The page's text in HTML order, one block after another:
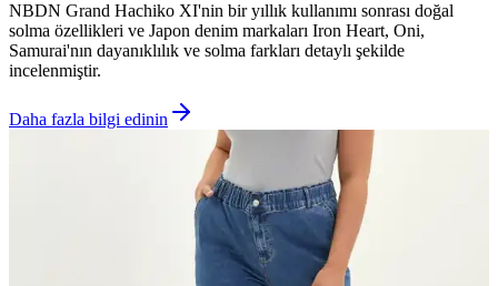
NBDN Grand Hachiko XI'nin bir yıllık kullanımı sonrası doğal
solma özellikleri ve Japon denim markaları Iron Heart, Oni,
Samurai'nın dayanıklılık ve solma farkları detaylı şekilde
incelenmiştir.
Daha fazla bilgi edinin